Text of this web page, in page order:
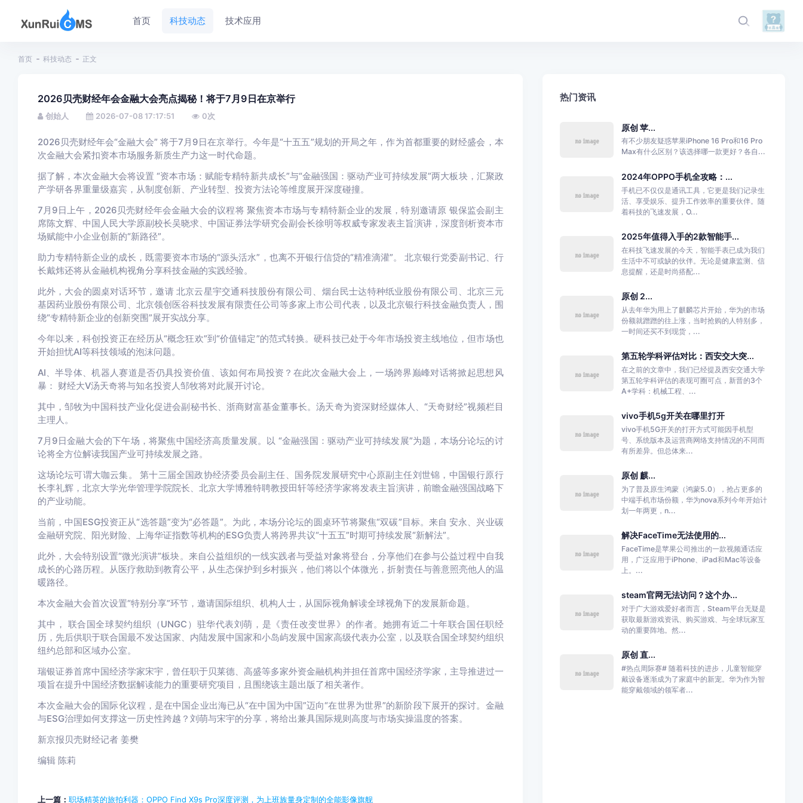
首页 科技动态 技术应用
首页 科技动态 正文
2026贝壳财经年会金融大会亮点揭秘！将于7月9日在京举行
创始人 2026-07-08 17:17:51 0次
2026贝壳财经年会“金融大会” 将于7月9日在京举行。今年是“十五五”规划的开局之年，作为首都重要的财经盛会，本
次金融大会紧扣资本市场服务新质生产力这一时代命题。
据了解，本次金融大会将设置“资本市场：赋能专精特新共成长”与“金融强国：驱动产业可持续发展”两大板块，汇聚政
产学研各界重量级嘉宾，从制度创新、产业转型、投资方法论等维度展开深度碰撞。
7月9日上午，2026贝壳财经年会金融大会的议程将聚焦资本市场与专精特新企业的发展 ，特别邀请原 银保监会副主
席陈文辉、中国人民大学原副校长吴晓求、中国证券法学研究会副会长徐明等权威专家发表主旨演讲，深度剖析资本市
场赋能中小企业创新的“新路径”。
助力专精特新企业的成长，既需要资本市场的“源头活水”，也离不开银行信贷的“精准滴灌”。北京银行党委副书记、行
长戴炜还将从金融机构视角分享科技金融的实践经验。
此外，大会的圆桌对话环节，邀请 北京云星宇交通科技股份有限公司、烟台民士达特种纸业股份有限公司、北京三元
基因药业股份有限公司、北京领创医谷科技发展有限责任公司等多家上市公司代表，以及北京银行科技金融负责人 ，围
绕“专精特新企业的创新突围”展开实战分享。
今年以来，科创投资正在经历从“概念狂欢”到“价值锚定”的范式转换。硬科技已处于今年市场投资主线地位，但市场也
开始担忧AI等科技领域的泡沫问题。
AI、半导体、机器人赛道是否仍具投资价值、该如何布局投资？在此次金融大会上，一场跨界巅峰对话将掀起思想风
暴： 财经大V汤天奇将与知名投资人邹牧将对此展开讨论。
其中，邹牧为中国科技产业化促进会副秘书长、浙商财富基金董事长。汤天奇为资深财经媒体人、“天奇财经”视频栏目
主理人。
7月9日金融大会的下午场，将聚焦中国经济高质量发展。以 “金融强国：驱动产业可持续发展”为题，本场分论坛的讨
论将全方位解读我国产业可持续发展之路。
这场论坛可谓大咖云集。第十三届全国政协经济委员会副主任、国务院发展研究中心原副主任刘世锦，中国银行原行
长李礼辉，北京大学光华管理学院院长、北京大学博雅特聘教授田轩等经济学家将发表主旨演讲，前瞻金融强国战略下
的产业动能。
当前，中国ESG投资正从“选答题”变为“必答题”。为此，本场分论坛的圆桌环节将聚焦“双碳”目标。来自安永、兴业碳
金融研究院、阳光财险、上海华证指数等机构的ESG负责人将跨界共议“十五五”时期可持续发展“新解法”。
此外，大会特别设置“微光演讲”板块。来自公益组织的一线实践者与受益对象将登台，分享他们在参与公益过程中自我
成长的心路历程。从医疗救助到教育公平，从生态保护到乡村振兴，他们将以个体微光，折射责任与善意照亮他人的温
暖路径。
本次金融大会首次设置“特别分享”环节，邀请国际组织、机构人士，从国际视角解读全球视角下的发展新命题。
其中， 联合国全球契约组织（UNGC）驻华代表刘萌 ，是《责任改变世界》的作者。她拥有近二十年联合国任职经
历，先后供职于联合国最不发达国家、内陆发展中国家和小岛屿发展中国家高级代表办公室，以及联合国全球契约组织
纽约总部和区域办公室。
瑞银证券首席中国经济学家宋宇 ，曾任职于贝莱德、高盛等多家外资金融机构并担任首席中国经济学家，主导推进过一
项旨在提升中国经济数据解读能力的重要研究项目，且围绕该主题出版了相关著作。
本次金融大会的国际化议程，是在中国企业出海已从“在中国为中国”迈向“在世界为世界”的新阶段下展开的探讨。金融
与ESG治理如何支撑这一历史性跨越？刘萌与宋宇的分享，将给出兼具国际规则高度与市场实操温度的答案。
新京报贝壳财经记者 姜樊
编辑 陈莉
上一篇： 职场精英的旅拍利器：OPPO Find X9s Pro深度评测，为上班族量身定制的全能影像旗舰
热门资讯
原创 苹...
有不少朋友疑惑苹果iPhone 16 Pro和16 Pro
Max有什么区别？该选择哪一款更好？各自...
2024年OPPO手机全攻略：...
手机已不仅仅是通讯工具，它更是我们记录生
活、享受娱乐、提升工作效率的重要伙伴。随
着科技的飞速发展，O...
2025年值得入手的2款智能手...
在科技飞速发展的今天，智能手表已成为我们
生活中不可或缺的伙伴。无论是健康监测、信
息提醒，还是时尚搭配...
原创 2...
从去年华为用上了麒麟芯片开始，华为的市场
份额就蹭蹭的往上涨，当时抢购的人特别多，
一时间还买不到现货，...
第五轮学科评估对比：西安交大突...
在之前的文章中，我们已经提及西安交通大学
第五轮学科评估的表现可圈可点，新晋的3个
A+学科：机械工程、...
vivo手机5g开关在哪里打开
vivo手机5G开关的打开方式可能因手机型
号、系统版本及运营商网络支持情况的不同而
有所差异。但总体来...
原创 麒...
为了普及原生鸿蒙（鸿蒙5.0），抢占更多的
中端手机市场份额，华为nova系列今年开始计
划一年两更，n...
解决FaceTime无法使用的...
FaceTime是苹果公司推出的一款视频通话应
用，广泛应用于iPhone、iPad和Mac等设备
上。...
steam官网无法访问？这个办...
对于广大游戏爱好者而言，Steam平台无疑是
获取最新游戏资讯、购买游戏、与全球玩家互
动的重要阵地。然...
原创 直...
#热点周际赛# 随着科技的进步，儿童智能穿
戴设备逐渐成为了家庭中的新宠。华为作为智
能穿戴领域的领军者...